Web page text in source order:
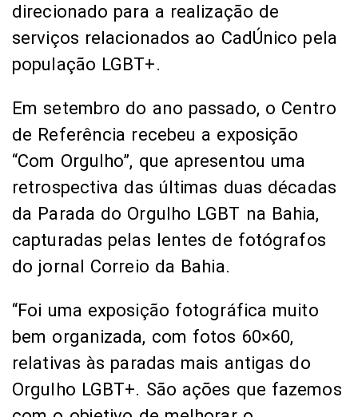
direcionado para a realização de
serviços relacionados ao CadÚnico pela
população LGBT+.
Em setembro do ano passado, o Centro
de Referência recebeu a exposição
“Com Orgulho”, que apresentou uma
retrospectiva das últimas duas décadas
da Parada do Orgulho LGBT na Bahia,
capturadas pelas lentes de fotógrafos
do jornal Correio da Bahia.
“Foi uma exposição fotográfica muito
bem organizada, com fotos 60×60,
relativas às paradas mais antigas do
Orgulho LGBT+. São ações que fazemos